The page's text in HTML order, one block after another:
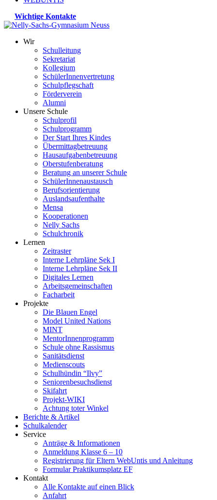
Wichtige Kontakte
Wir
Schulleitung
Sekretariat
Kollegium
SchülerInnenvertretung
Schulpflegschaft
Förderverein
Alumni
Unsere Schule
Schulprofil
Schulprogramm
Der Start Ihres Kindes
Übermittagbetreuung
Hausaufgabenbetreuung
Oberstufenberatung
Beratung an unserer Schule
SchülerInnenaustausch
Berufsorientierung
Auslandsaufenthalte
Mensa
Kooperationen
Nelly Sachs
Schulchronik
Lernen
Zeitraster
Interne Lehrpläne Sek I
Interne Lehrpläne Sek II
Digitales Lernen
Arbeitsgemeinschaften
Facharbeit
Projekte
Die Blauen Engel
Model United Nations
MINT
MentorInnenprogramm
Schule ohne Rassismus
Sanitätsdienst
Medienscouts
Schulhündin “Ilvy”
Seniorenbesuchsdienst
Skifahrt
Projekt-WIKI
Achtung toter Winkel
Berichte & Artikel
Schulkalender
Service
Anträge & Informationen
Anmeldung Klasse 6 – 10
Registrierung für Eltern WebUntis und Anleitung
Formular Praktikumsplatz EF
Kontakt
Alle Kontakte auf einen Blick
Anfahrt